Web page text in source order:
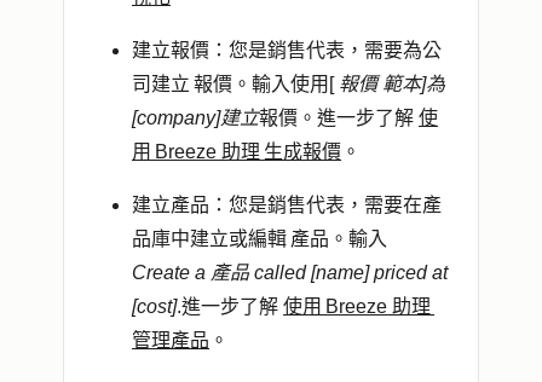
建立報價 ：您是銷售代表，需要為公
司建立 報價。輸入使用[ 報價 範本]為
[company]建立報價。進一步了解 使
用 Breeze 助理 生成報價 。
建立產品 ：您是銷售代表，需要在產
品庫中建立或編輯 產品。輸入
Create a 產品 called [name] priced at
[cost].進一步了解 使用 Breeze 助理
管理產品 。